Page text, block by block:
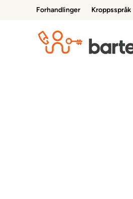
Forhandlinger Kroppsspråk